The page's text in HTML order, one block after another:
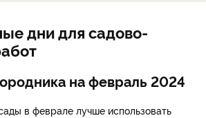
дни для садово-
на февраль 2024
в феврале лучше использовать